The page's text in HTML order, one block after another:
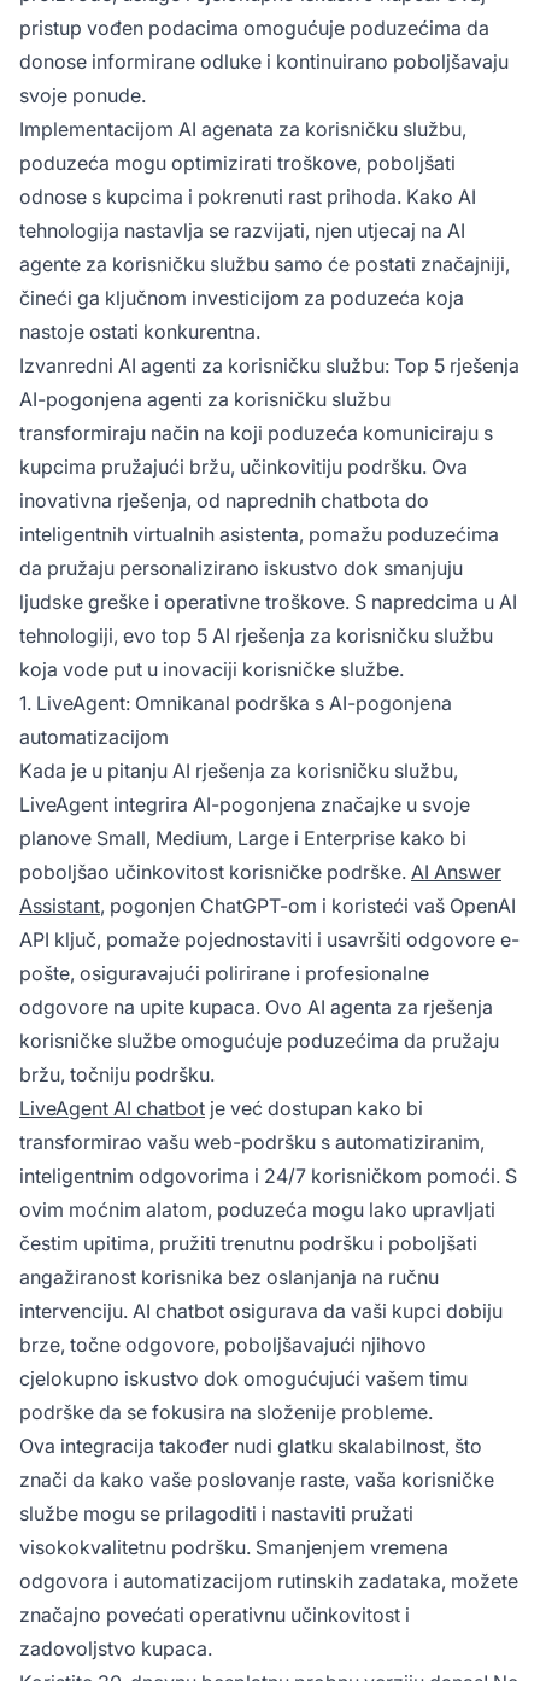
pristup vođen podacima omogućuje poduzećima da
donose informirane odluke i kontinuirano poboljšavaju
svoje ponude.
Implementacijom AI agenata za korisničku službu,
poduzeća mogu optimizirati troškove, poboljšati
odnose s kupcima i pokrenuti rast prihoda. Kako AI
tehnologija nastavlja se razvijati, njen utjecaj na AI
agente za korisničku službu samo će postati značajniji,
čineći ga ključnom investicijom za poduzeća koja
nastoje ostati konkurentna.
Izvanredni AI agenti za korisničku službu: Top 5 rješenja
AI-pogonjena agenti za korisničku službu
transformiraju način na koji poduzeća komuniciraju s
kupcima pružajući bržu, učinkovitiju podršku. Ova
inovativna rješenja, od naprednih chatbota do
inteligentnih virtualnih asistenta, pomažu poduzećima
da pružaju personalizirano iskustvo dok smanjuju
ljudske greške i operativne troškove. S napredcima u AI
tehnologiji, evo top 5 AI rješenja za korisničku službu
koja vode put u inovaciji korisničke službe.
1. LiveAgent: Omnikanal podrška s AI-pogonjena
automatizacijom
Kada je u pitanju AI rješenja za korisničku službu,
LiveAgent integrira AI-pogonjena značajke u svoje
planove Small, Medium, Large i Enterprise kako bi
poboljšao učinkovitost korisničke podrške. AI Answer
Assistant, pogonjen ChatGPT-om i koristeći vaš OpenAI
API ključ, pomaže pojednostaviti i usavršiti odgovore e-
pošte, osiguravajući polirirane i profesionalne
odgovore na upite kupaca. Ovo AI agenta za rješenja
korisničke službe omogućuje poduzećima da pružaju
bržu, točniju podršku.
LiveAgent AI chatbot je već dostupan kako bi
transformirao vašu web-podršku s automatiziranim,
inteligentnim odgovorima i 24/7 korisničkom pomoći. S
ovim moćnim alatom, poduzeća mogu lako upravljati
čestim upitima, pružiti trenutnu podršku i poboljšati
angažiranost korisnika bez oslanjanja na ručnu
intervenciju. AI chatbot osigurava da vaši kupci dobiju
brze, točne odgovore, poboljšavajući njihovo
cjelokupno iskustvo dok omogućujući vašem timu
podrške da se fokusira na složenije probleme.
Ova integracija također nudi glatku skalabilnost, što
znači da kako vaše poslovanje raste, vaša korisničke
službe mogu se prilagoditi i nastaviti pružati
visokokvalitetnu podršku. Smanjenjem vremena
odgovora i automatizacijom rutinskih zadataka, možete
značajno povećati operativnu učinkovitost i
zadovoljstvo kupaca.